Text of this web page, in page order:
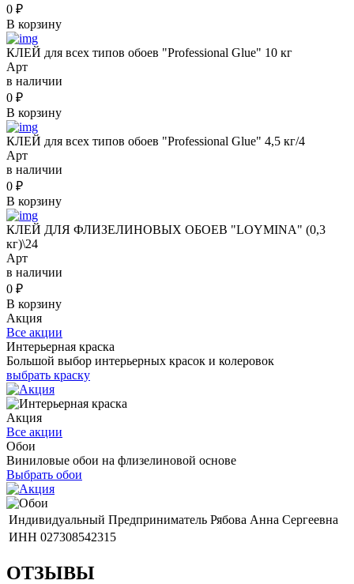
0 ₽
В корзину
КЛЕЙ для всех типов обоев "Professional Glue" 10 кг
Арт
в наличии
0 ₽
В корзину
КЛЕЙ для всех типов обоев "Professional Glue" 4,5 кг/4
Арт
в наличии
0 ₽
В корзину
КЛЕЙ ДЛЯ ФЛИЗЕЛИНОВЫХ ОБОЕВ "LOYMINA" (0,3
кг)\24
Арт
в наличии
0 ₽
В корзину
Акция
Все акции
Интерьерная краска
Большой выбор интерьерных красок и колеровок
выбрать краску
Акция
Все акции
Обои
Виниловые обои на флизелиновой основе
Выбрать обои
Индивидуальный Предприниматель Рябова Анна Сергеевна
ИНН 027308542315
ОТЗЫВЫ